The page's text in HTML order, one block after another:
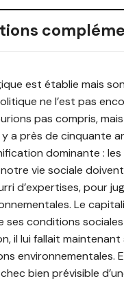
est établie mais
ne l’est pas
pas compris,
a près de cinquante
dominante :
vie sociale
d’expertises, pour
Le
ses conditions
il lui fallait maintenant
environnementales.
bien prévisible